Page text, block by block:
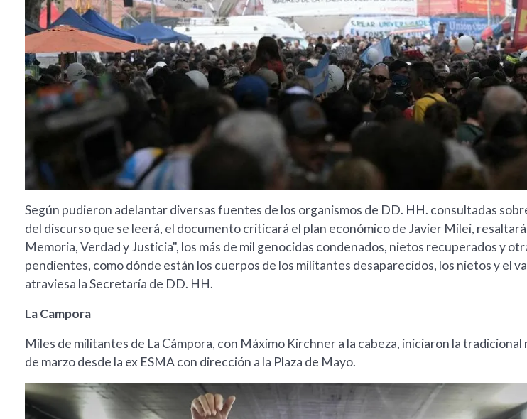
Según pudieron adelantar diversas fuentes de los organismos de DD. HH. consultadas
del discurso que se leerá, el documento criticará el plan económico de Javier Milei,
Memoria, Verdad y Justicia", los más de mil genocidas condenados, nietos recuperados y
pendientes, como dónde están los cuerpos de los militantes desaparecidos, los nietos y el
atraviesa la Secretaría de DD. HH.
La Campora
Miles de militantes de La Cámpora, con Máximo Kirchner a la cabeza, iniciaron la tradicional
de marzo desde la ex ESMA con dirección a la Plaza de Mayo.